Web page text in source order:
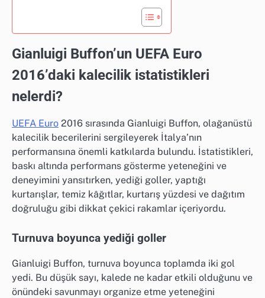
Gianluigi Buffon’un UEFA Euro
2016’daki kalecilik istatistikleri
nelerdi?
UEFA Euro 2016 sırasında Gianluigi Buffon, olağanüstü
kalecilik becerilerini sergileyerek İtalya’nın
performansına önemli katkılarda bulundu. İstatistikleri,
baskı altında performans gösterme yeteneğini ve
deneyimini yansıtırken, yediği goller, yaptığı
kurtarışlar, temiz kâğıtlar, kurtarış yüzdesi ve dağıtım
doğruluğu gibi dikkat çekici rakamlar içeriyordu.
Turnuva boyunca yediği goller
Gianluigi Buffon, turnuva boyunca toplamda iki gol
yedi. Bu düşük sayı, kalede ne kadar etkili olduğunu ve
önündeki savunmayı organize etme yeteneğini